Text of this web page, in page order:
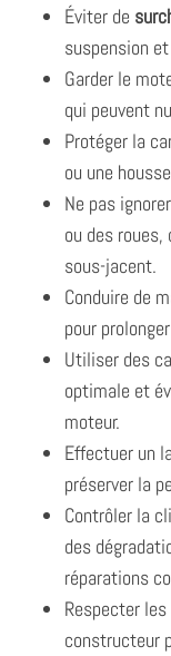
Éviter de
suspension
Garder le
qui peuvent
Protéger la
ou une
Ne pas
ou des roues,
sous-jacent.
Conduire de
pour
Utiliser des
optimale et
moteur.
Effectuer un
préserver la
Contrôler la
des
réparations
Respecter
constructeur